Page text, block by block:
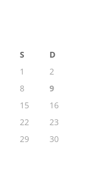
S
D
1
2
8
9
15
16
22
23
29
30